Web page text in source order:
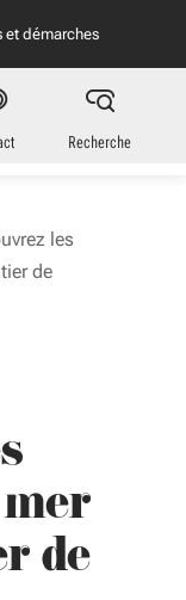
et démarches
Recherche
les
de
de